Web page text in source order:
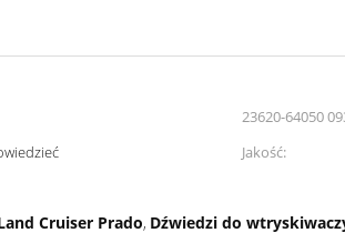
23620-64050
Rozmiar łożyska:
Jakość:
Cruiser Prado, Dźwiedzi do